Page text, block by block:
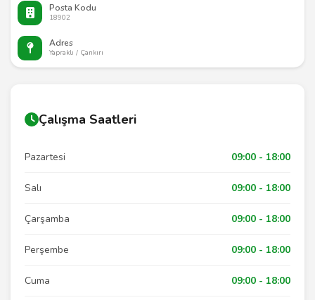
Posta Kodu
18902
Adres
Yapraklı / Çankırı
Çalışma Saatleri
Pazartesi 09:00 - 18:00
Salı 09:00 - 18:00
Çarşamba 09:00 - 18:00
Perşembe 09:00 - 18:00
Cuma 09:00 - 18:00